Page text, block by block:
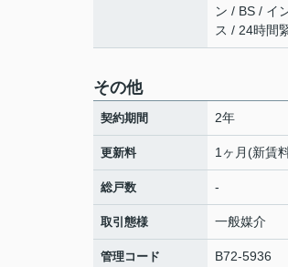
ン / BS / イ
ス / 24時間
その他
契約期間 2年
更新料 1ヶ月(新賃
総戸数 -
取引態様 一般媒介
管理コード B72-5936